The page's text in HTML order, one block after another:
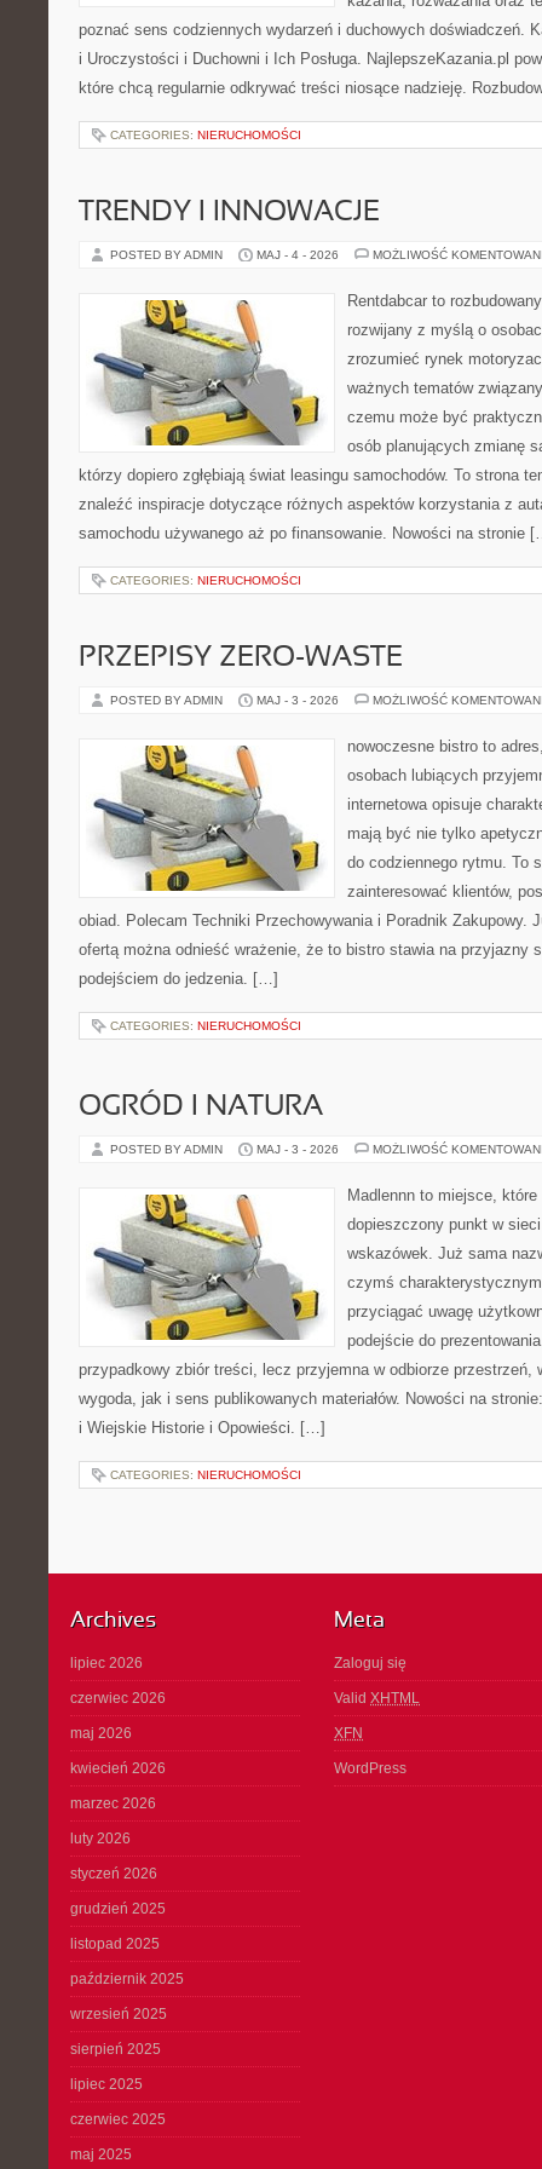
poznać sens codziennych wydarzeń i duchowych doświadczeń.
i Uroczystości i Duchowni i Ich Posługa. NajlepszeKazania.pl
które chcą regularnie odkrywać treści niosące nadzieję.
CATEGORIES: NIERUCHOMOŚCI
TRENDY I INNOWACJE
POSTED BY ADMIN MAJ - 4 - 2026 MOŻLIWOŚĆ
Rentdabcar to
rozwijany z myślą o
zrozumieć rynek
ważnych tematów
czemu może być
osób planujących zmianę
którzy dopiero zgłębiają świat leasingu samochodów. To strona
znaleźć inspiracje dotyczące różnych aspektów korzystania z
samochodu używanego aż po finansowanie. Nowości na stronie
CATEGORIES: NIERUCHOMOŚCI
PRZEPISY ZERO-WASTE
POSTED BY ADMIN MAJ - 3 - 2026 MOŻLIWOŚĆ
nowoczesne bistro to
osobach lubiących
internetowa opisuje
mają być nie tylko
do codziennego rytmu. To
zainteresować klientów,
obiad. Polecam Techniki Przechowywania i Poradnik Zakupowy.
ofertą można odnieść wrażenie, że to bistro stawia na przyjazny
podejściem do jedzenia. […]
CATEGORIES: NIERUCHOMOŚCI
OGRÓD I NATURA
POSTED BY ADMIN MAJ - 3 - 2026 MOŻLIWOŚĆ
Madlennn to miejsce,
dopieszczony punkt w
wskazówek. Już sama
czymś
przyciągać uwagę
podejście do
przypadkowy zbiór treści, lecz przyjemna w odbiorze przestrzeń,
wygoda, jak i sens publikowanych materiałów. Nowości na
i Wiejskie Historie i Opowieści. […]
CATEGORIES: NIERUCHOMOŚCI
Archives
lipiec 2026
czerwiec 2026
maj 2026
kwiecień 2026
marzec 2026
luty 2026
styczeń 2026
grudzień 2025
listopad 2025
październik 2025
wrzesień 2025
sierpień 2025
lipiec 2025
czerwiec 2025
maj 2025
Meta
Zaloguj się
Valid XHTML
XFN
WordPress